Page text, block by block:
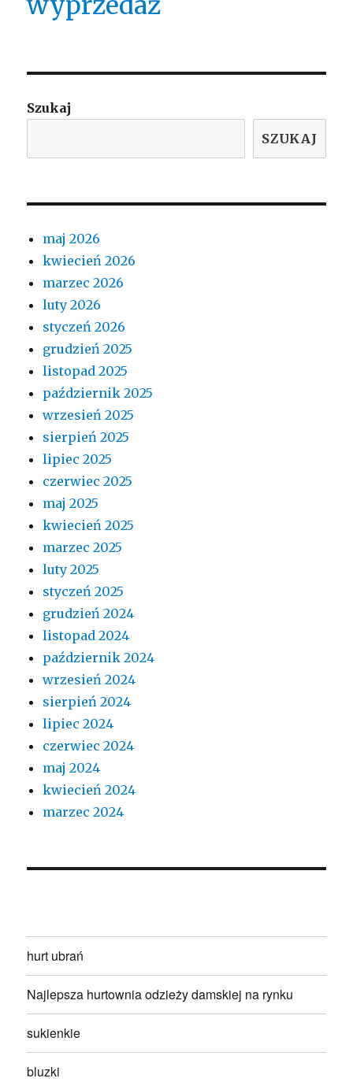
Szukaj
SZUKAJ
maj 2026
kwiecień 2026
marzec 2026
luty 2026
styczeń 2026
grudzień 2025
listopad 2025
październik 2025
wrzesień 2025
sierpień 2025
lipiec 2025
czerwiec 2025
maj 2025
kwiecień 2025
marzec 2025
luty 2025
styczeń 2025
grudzień 2024
listopad 2024
październik 2024
wrzesień 2024
sierpień 2024
lipiec 2024
czerwiec 2024
maj 2024
kwiecień 2024
marzec 2024
hurt ubrań
Najlepsza hurtownia odzieży damskiej na rynku
sukienkie
bluzki